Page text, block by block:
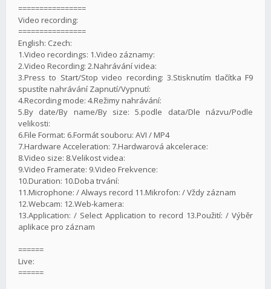
================
Video recording:
================
English: Czech:
1.Video recordings: 1.Video záznamy:
2.Video Recording: 2.Nahrávání videa:
3.Press to Start/Stop video recording: 3.Stisknutím tlačítka F9
spustíte nahrávání Zapnutí/Vypnutí:
4.Recording mode: 4.Režimy nahrávání:
5.By date/By name/By size: 5.podle data/Dle názvu/Podle
velikosti:
6.File Format: 6.Formát souboru: AVI / MP4
7.Hardware Acceleration: 7.Hardwarová akcelerace:
8.Video size: 8.Velikost videa:
9.Video Framerate: 9.Video Frekvence:
10.Duration: 10.Doba trvání:
11.Microphone: / Always record 11.Mikrofon: / Vždy záznam
12.Webcam: 12.Web-kamera:
13.Application: / Select Application to record 13.Použití: / Výběr
aplikace pro záznam
======
Live:
======